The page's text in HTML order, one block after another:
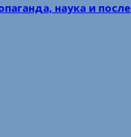
наука и